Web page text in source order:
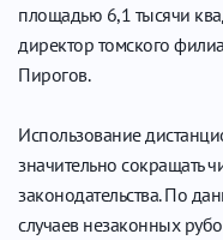
площадью 6,1 тысячи
директор томского
Пирогов.
Использование
значительно сокращать
законодательства. По
случаев незаконных